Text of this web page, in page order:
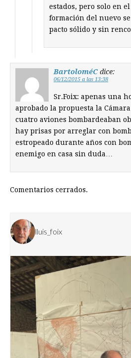
estados, pero solo en
formación del nuevo
pacto sólido y sin
BartoloméC dice:
06/12/2015 a las 13:38
Sr.Foix: apenas una
aprobado la propuesta la
cuatro aviones bombardeaban
hay prisas por arreglar con
estropeado durante años con
enemigo en casa sin duda…
Comentarios cerrados.
lluis_foix